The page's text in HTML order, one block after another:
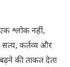
एक श्लोक नहीं,
सत्य, कर्तव्य और
की ताकत देता